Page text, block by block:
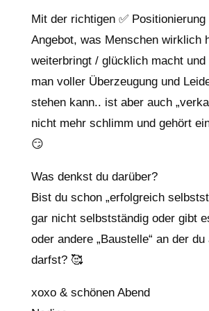
Mit der richtigen ✅ Positionierung
Angebot, was Menschen wirklich
weiterbringt / glücklich macht und
man voller Überzeugung und
stehen kann.. ist aber auch
nicht mehr schlimm und gehört
😏
Was denkst du darüber?
Bist du schon „erfolgreich
gar nicht selbstständig oder gibt
oder andere „Baustelle“ an der du
darfst? 🥰
xoxo & schönen Abend